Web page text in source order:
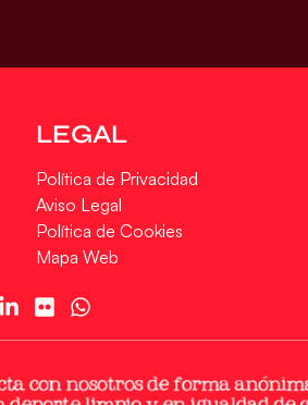
LEGAL
Política de Privacidad
Aviso Legal
Política de Cookies
Mapa Web